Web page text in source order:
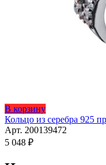
В корзинуЭтот
товар
имеет
Кольцо из серебра 925
Арт. 200139472
5 048 ₽